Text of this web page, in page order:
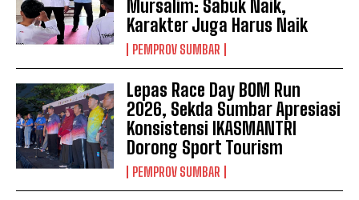
Mursalim: Sabuk Naik,
Karakter Juga Harus Naik
PEMPROV SUMBAR
Lepas Race Day BOM Run
2026, Sekda Sumbar Apresiasi
Konsistensi IKASMANTRI
Dorong Sport Tourism
PEMPROV SUMBAR